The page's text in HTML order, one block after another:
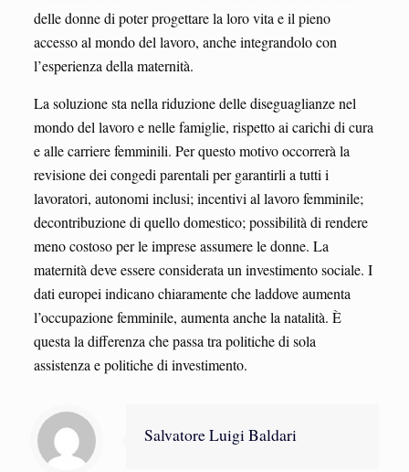
delle donne di poter progettare la loro vita e il pieno
accesso al mondo del lavoro, anche integrandolo con
l’esperienza della maternità.
La soluzione sta nella riduzione delle diseguaglianze nel
mondo del lavoro e nelle famiglie, rispetto ai carichi di cura
e alle carriere femminili. Per questo motivo occorrerà la
revisione dei congedi parentali per garantirli a tutti i
lavoratori, autonomi inclusi; incentivi al lavoro femminile;
decontribuzione di quello domestico; possibilità di rendere
meno costoso per le imprese assumere le donne. La
maternità deve essere considerata un investimento sociale. I
dati europei indicano chiaramente che laddove aumenta
l’occupazione femminile, aumenta anche la natalità. È
questa la differenza che passa tra politiche di sola
assistenza e politiche di investimento.
Salvatore Luigi Baldari